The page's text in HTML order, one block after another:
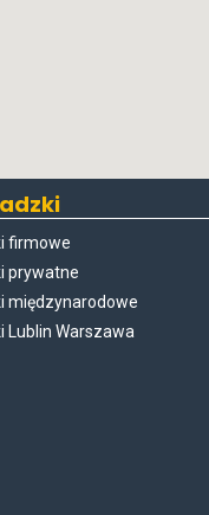
firmowe
prywatne
międzynarodowe
Lublin Warszawa